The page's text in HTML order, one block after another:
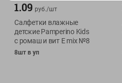
1.09 руб./шт
Салфетки влажные
детские Pamperino Kids
с ромаш и вит Е mix №8
8шт в уп